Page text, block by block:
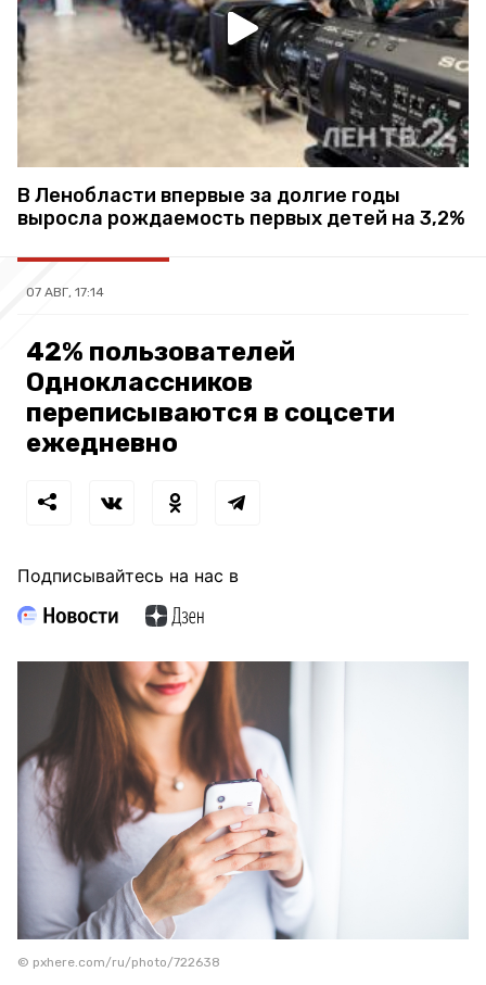
В Ленобласти впервые за долгие годы
выросла рождаемость первых детей на 3,2%
07 АВГ, 17:14
42% пользователей
Одноклассников
переписываются в соцсети
ежедневно
Подписывайтесь на нас в
© pxhere.com/ru/photo/722638